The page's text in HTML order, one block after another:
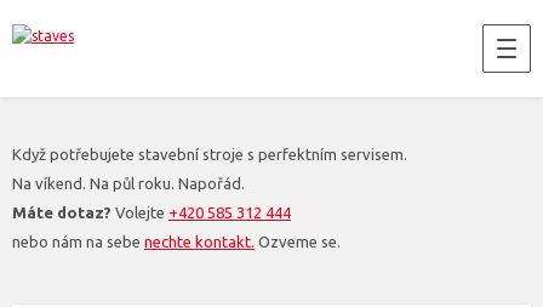
Když potřebujete stavební stroje s perfektním servisem.
Na víkend. Na půl roku. Napořád.
Máte dotaz? Volejte +420 585 312 444
nebo nám na sebe nechte kontakt. Ozveme se.